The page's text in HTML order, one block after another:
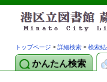
トップページ > 詳細検索 > 検索
かんたん検索